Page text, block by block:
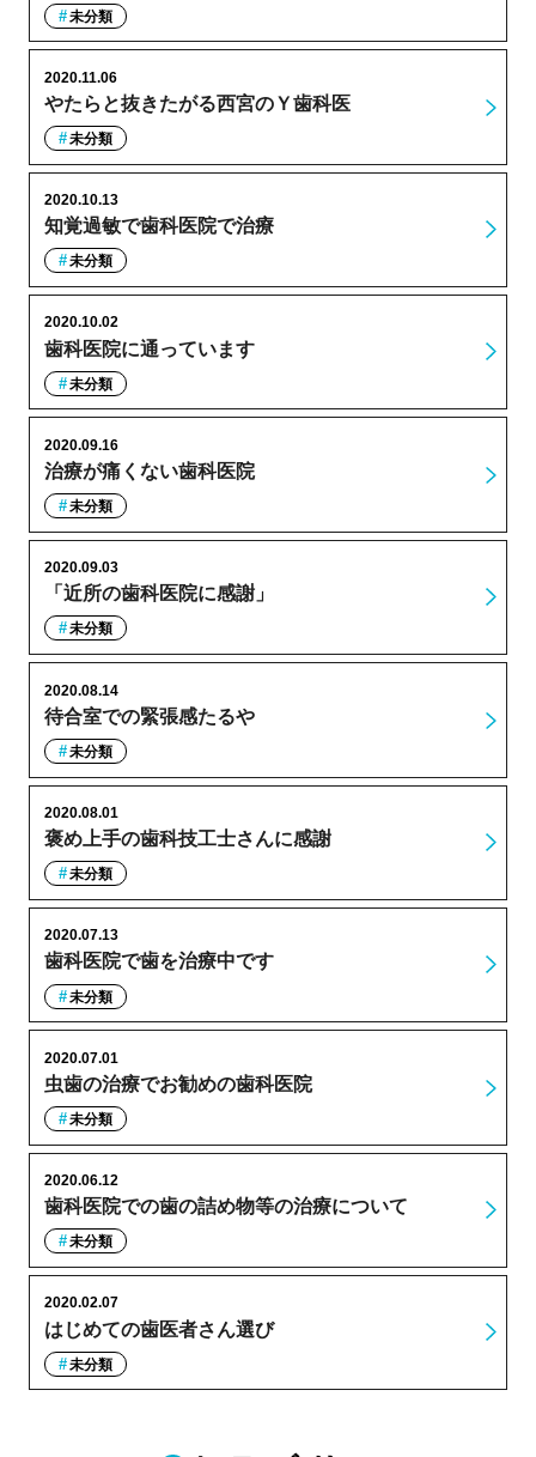
未分類
やたらと抜きたがる西宮のＹ歯科医
2020.11.06
未分類
知覚過敏で歯科医院で治療
2020.10.13
未分類
歯科医院に通っています
2020.10.02
未分類
治療が痛くない歯科医院
2020.09.16
未分類
「近所の歯科医院に感謝」
2020.09.03
未分類
待合室での緊張感たるや
2020.08.14
未分類
褒め上手の歯科技工士さんに感謝
2020.08.01
未分類
歯科医院で歯を治療中です
2020.07.13
未分類
虫歯の治療でお勧めの歯科医院
2020.07.01
未分類
歯科医院での歯の詰め物等の治療について
2020.06.12
未分類
はじめての歯医者さん選び
2020.02.07
未分類